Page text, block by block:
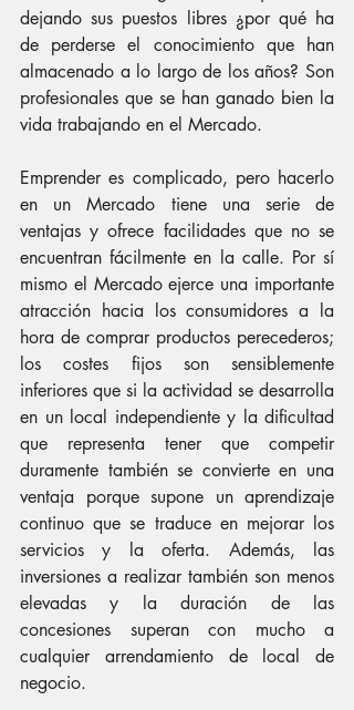
dejando sus puestos libres ¿por qué ha
de perderse el conocimiento que han
almacenado a lo largo de los años? Son
profesionales que se han ganado bien la
vida trabajando en el Mercado.
Emprender es complicado, pero hacerlo
en un Mercado tiene una serie de
ventajas y ofrece facilidades que no se
encuentran fácilmente en la calle. Por sí
mismo el Mercado ejerce una importante
atracción hacia los consumidores a la
hora de comprar productos perecederos;
los costes fijos son sensiblemente
inferiores que si la actividad se desarrolla
en un local independiente y la dificultad
que representa tener que competir
duramente también se convierte en una
ventaja porque supone un aprendizaje
continuo que se traduce en mejorar los
servicios y la oferta. Además, las
inversiones a realizar también son menos
elevadas y la duración de las
concesiones superan con mucho a
cualquier arrendamiento de local de
negocio.